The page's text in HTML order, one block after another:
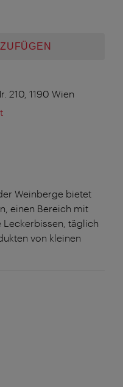
210, 1190 Wien
Weinberge bietet
einen Bereich mit
Leckerbissen, täglich
von kleinen